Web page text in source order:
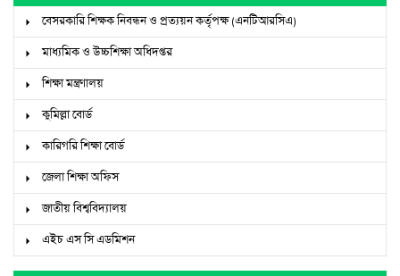
বেসরকারি শিক্ষক নিবন্ধন ও প্রত্যয়ন কর্তৃপক্ষ (এনটিআরসিএ)
মাধ্যমিক ও উচ্চশিক্ষা অধিদপ্তর
শিক্ষা মন্ত্রণালয়
কুমিল্লা বোর্ড
কারিগরি শিক্ষা বোর্ড
জেলা শিক্ষা অফিস
জাতীয় বিশ্ববিদ্যালয়
এইচ এস সি এডমিশন